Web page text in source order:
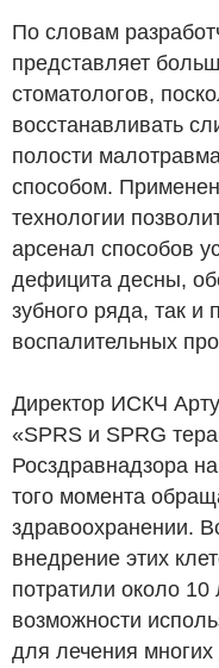
По словам
представляет
стоматологов,
восстанавливать
полости
способом.
технологии
арсенал способов
дефицита десны,
зубного ряда, так и
воспалительных
Директор ИСКЧ
«SPRS и SPRG
Росздравнадзора
того момента
здравоохранении.
внедрение этих
потратили около
возможности
для лечения многих